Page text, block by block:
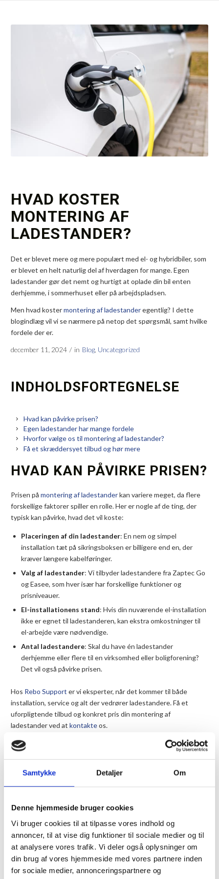
Samtykke Detaljer Om
Denne hjemmeside bruger cookies
Vi bruger cookies til at tilpasse vores indhold og
annoncer, til at vise dig funktioner til sociale medier og til
at analysere vores trafik. Vi deler også oplysninger om
din brug af vores hjemmeside med vores partnere inden
for sociale medier, annonceringspartnere og
HVAD KOSTER
MONTERING AF
LADESTANDER?
Det er blevet mere og mere populært med el- og hybridbiler, som
er blevet en helt naturlig del af hverdagen for mange. Egen
ladestander gør det nemt og hurtigt at oplade din bil enten
derhjemme, i sommerhuset eller på arbejdspladsen.
Men hvad kostermontering af ladestanderegentlig? I dette
blogindlæg vil vi se nærmere på netop det spørgsmål, samt hvilke
fordele der er.
december 11, 2024 / in Blog Uncategorized
INDHOLDSFORTEGNELSE
Hvad kan påvirke prisen?
Egen ladestander har mange fordele
Hvorfor vælge os til montering af ladestander?
Få et skræddersyet tilbud og hør mere
HVAD KAN PÅVIRKE PRISEN?
Prisen påmontering af ladestanderkan variere meget, da flere
forskellige faktorer spiller en rolle. Her er nogle af de ting, der
typisk kan påvirke, hvad det vil koste:
Placeringen af din ladestander: En nem og simpel
installation tæt på sikringsboksen er billigere end en, der
kræver længere kabelføringer.
Valg af ladestander: Vi tilbyder ladestandere fra Zaptec Go
og Easee, som hver især har forskellige funktioner og
prisniveauer.
El-installationens stand: Hvis din nuværende el-installation
ikke er egnet til ladestanderen, kan ekstra omkostninger til
el-arbejde være nødvendige.
Antal ladestandere: Skal du have én ladestander
derhjemme eller flere til en virksomhed eller boligforening?
Det vil også påvirke prisen.
Hos Rebo Support er vi eksperter, når det kommer til både
installation, service og alt der vedrører ladestandere. Få et
uforpligtende tilbud og konkret pris din montering af
ladestander ved atkontakteos.
EGEN LADESTANDER HAR
MANGE FORDELE
forvente både økonomiske og praktiske fordele. Her er 5 gode
grunde til, at du skal overveje at få en installeret:
Oplad nemt og hurtigt, når det passer dig
Oplad billigere end på offentlige stationer
Slip for at vente ved offentlige stationer